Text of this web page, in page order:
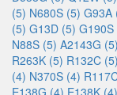
(5) N680S (5) G93A
(5) G13D (5) G190S
N88S (5) A2143G (5)
R263K (5) R132C (5)
(4) N370S (4)
E138G (4) E138K (4)